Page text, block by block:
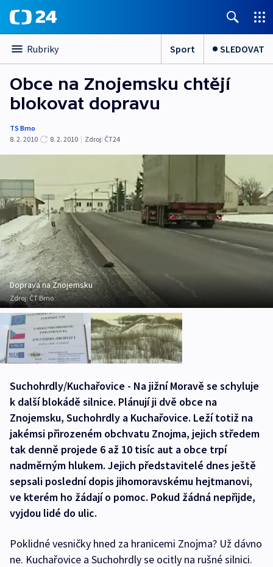
Rubriky Sport SLEDOVAT
Obce na Znojemsku chtějí
blokovat dopravu
TS Brno
8. 2. 2010
8. 2. 2010 | Zdroj: ČT24
Doprava na Znojemsku
Zdroj:ČT Brno
Suchohrdly/Kuchařovice - Na jižní Moravě se schyluje
k další blokádě silnice. Plánují ji dvě obce na
Znojemsku, Suchohrdly a Kuchařovice. Leží totiž na
jakémsi přirozeném obchvatu Znojma, jejich středem
tak denně projede 6 až 10 tisíc aut a obce trpí
nadměrným hlukem. Jejich představitelé dnes ještě
sepsali poslední dopis jihomoravskému hejtmanovi,
ve kterém ho žádají o pomoc. Pokud žádná nepřijde,
vyjdou lidé do ulic.
Poklidné vesničky hned za hranicemi Znojma? Už dávno
ne. Kuchařovice a Suchohrdly se ocitly na rušné silnici.